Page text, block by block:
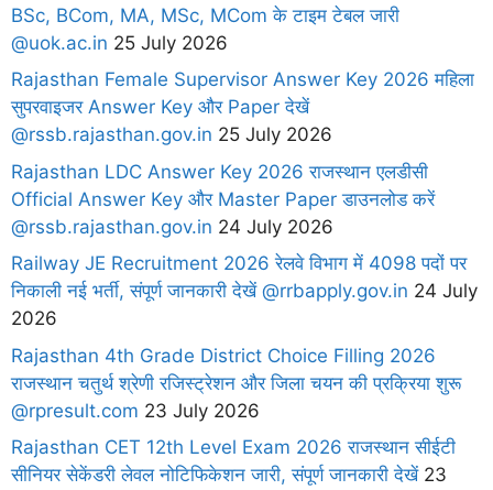
BSc, BCom, MA, MSc, MCom के टाइम टेबल जारी
@uok.ac.in 25 July 2026
Rajasthan Female Supervisor Answer Key 2026 महिला
सुपरवाइजर Answer Key और Paper देखें
@rssb.rajasthan.gov.in 25 July 2026
Rajasthan LDC Answer Key 2026 राजस्थान एलडीसी
Official Answer Key और Master Paper डाउनलोड करें
@rssb.rajasthan.gov.in 24 July 2026
Railway JE Recruitment 2026 रेलवे विभाग में 4098 पदों पर
निकाली नई भर्ती, संपूर्ण जानकारी देखें @rrbapply.gov.in 24 July
2026
Rajasthan 4th Grade District Choice Filling 2026
राजस्थान चतुर्थ श्रेणी रजिस्ट्रेशन और जिला चयन की प्रक्रिया शुरू
@rpresult.com 23 July 2026
Rajasthan CET 12th Level Exam 2026 राजस्थान सीईटी
सीनियर सेकेंडरी लेवल नोटिफिकेशन जारी, संपूर्ण जानकारी देखें23